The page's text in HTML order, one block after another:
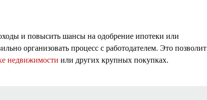
и повысить шансы на одобрение ипотеки или
организовать процесс с работодателем. Это позволит
недвижимости или других крупных покупках.